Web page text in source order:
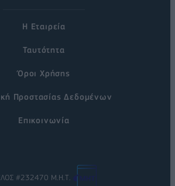
Η Εταιρεία
Ταυτότητα
Όροι Χρήσης
Προστασίας Δεδομένων
Επικοινωνία
#232470 Μ.Η.Τ.